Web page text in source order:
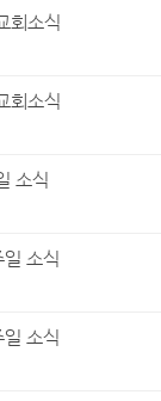
회소식
회소식
소식
소식
소식